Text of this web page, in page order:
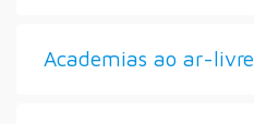
Academias ao ar-livre